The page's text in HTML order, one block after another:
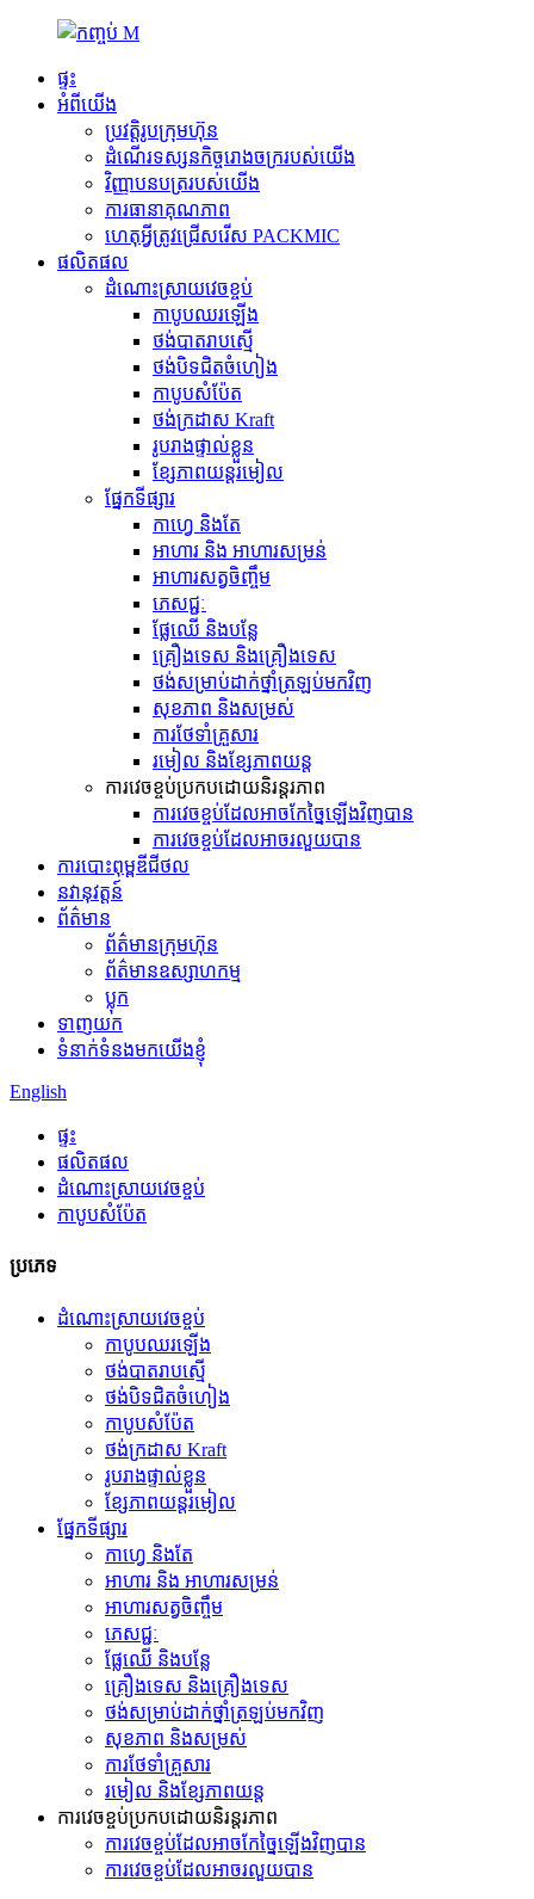
ផ្ទះ
អំពីយើង
ប្រវត្តិរូបក្រុមហ៊ុន
ដំណើរទស្សនកិច្ចរោងចក្ររបស់យើង
វិញ្ញាបនបត្ររបស់យើង
ការធានាគុណភាព
ហេតុអ្វីត្រូវជ្រើសរើស PACKMIC
ផលិតផល
ដំណោះស្រាយវេចខ្ចប់
កាបូបឈរឡើង
ថង់បាតរាបស្មើ
ថង់​បិទ​ជិត​ចំហៀង
កាបូបសំប៉ែត
ថង់ក្រដាស Kraft
រូបរាងផ្ទាល់ខ្លួន
ខ្សែភាពយន្តរមៀល
ផ្នែកទីផ្សារ
កាហ្វេ និងតែ
អាហារ និង អាហារសម្រន់
អាហារសត្វចិញ្ចឹម
ភេសជ្ជៈ
ផ្លែឈើ និងបន្លែ
គ្រឿងទេស និង​គ្រឿង​ទេស
ថង់​សម្រាប់​ដាក់​ថ្នាំ​ត្រឡប់​មក​វិញ
សុខភាព និងសម្រស់
ការថែទាំគ្រួសារ
រមៀល និងខ្សែភាពយន្ត
ការវេចខ្ចប់ប្រកបដោយនិរន្តរភាព
ការវេចខ្ចប់ដែលអាចកែច្នៃឡើងវិញបាន
ការវេចខ្ចប់ដែលអាចរលួយបាន
ការបោះពុម្ពឌីជីថល
នវានុវត្តន៍
ព័ត៌មាន
ព័ត៌មានក្រុមហ៊ុន
ព័ត៌មានឧស្សាហកម្ម
ប្លុក
ទាញយក
ទំនាក់ទំនងមកយើងខ្ញុំ
English
ផ្ទះ
ផលិតផល
ដំណោះស្រាយវេចខ្ចប់
កាបូបសំប៉ែត
ប្រភេទ
ដំណោះស្រាយវេចខ្ចប់
កាបូបឈរឡើង
ថង់បាតរាបស្មើ
ថង់​បិទ​ជិត​ចំហៀង
កាបូបសំប៉ែត
ថង់ក្រដាស Kraft
រូបរាងផ្ទាល់ខ្លួន
ខ្សែភាពយន្តរមៀល
ផ្នែកទីផ្សារ
កាហ្វេ និងតែ
អាហារ និង អាហារសម្រន់
អាហារសត្វចិញ្ចឹម
ភេសជ្ជៈ
ផ្លែឈើ និងបន្លែ
គ្រឿងទេស និង​គ្រឿង​ទេស
ថង់​សម្រាប់​ដាក់​ថ្នាំ​ត្រឡប់​មក​វិញ
សុខភាព និងសម្រស់
ការថែទាំគ្រួសារ
រមៀល និងខ្សែភាពយន្ត
ការវេចខ្ចប់ប្រកបដោយនិរន្តរភាព
ការវេចខ្ចប់ដែលអាចកែច្នៃឡើងវិញបាន
ការវេចខ្ចប់ដែលអាចរលួយបាន